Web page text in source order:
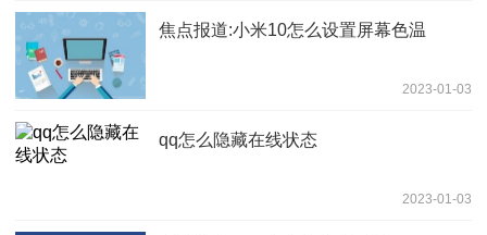
焦点报道:小米10怎么设置屏幕色温
2023-01-03
qq怎么隐藏在线状态
2023-01-03